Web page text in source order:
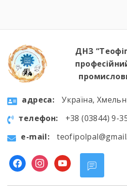
ДНЗ
aдресa:
Україна,
телефон:
+38 (03844) 9-
e-mail:
facebookinstagram
youtube